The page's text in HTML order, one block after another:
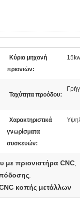
Κύρια μηχανή
πριονιών:
Ταχύτητα προόδου:
Χαρακτηριστικά
γνωρίσματα
συσκευών:
με πριονιστήρα CNC,
,
κοπής μετάλλων